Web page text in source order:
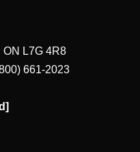
ON L7G 4R8
661-2023